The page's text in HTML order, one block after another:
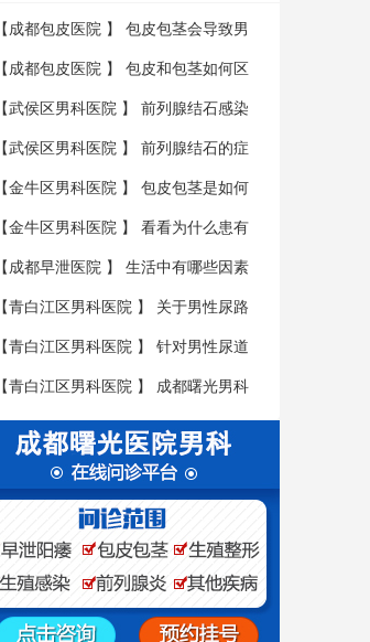
【 成都包皮医院 】 包皮包茎会导致男
性肾虚
【 成都包皮医院 】 包皮和包茎如何区
分？
【武侯区男科医院 】 前列腺结石感染
会有哪些后果?
【武侯区男科医院 】 前列腺结石的症
状有哪些？
【金牛区男科医院 】 包皮包茎是如何
形成危害的呢?
【金牛区男科医院 】 看看为什么患有
包皮包茎疾病要尽早的治疗呢?
【 成都早泄医院 】 生活中有哪些因素
是会导致男性不育的呢?
【青白江区男科医院 】 关于男性尿路
感染患者的三大护理具体是什么呢?
【青白江区男科医院 】 针对男性尿道
炎要如何进行护理呢?
【青白江区男科医院 】 成都曙光男科
医学医院教您如何辨别尿道炎